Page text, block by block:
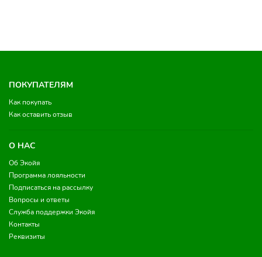
ПОКУПАТЕЛЯМ
Как покупать
Как оставить отзыв
О НАС
Об Экойя
Программа лояльности
Подписаться на рассылку
Вопросы и ответы
Служба поддержки Экойя
Контакты
Реквизиты